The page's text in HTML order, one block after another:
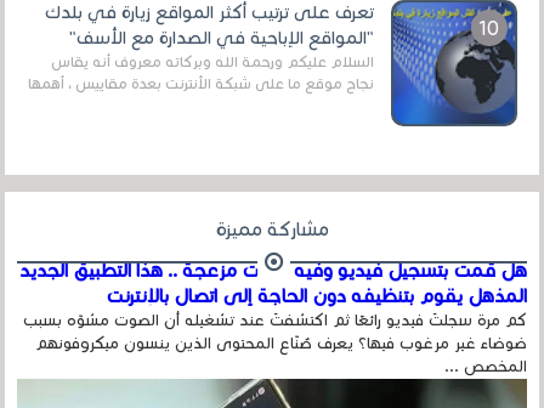
تعرف على ترتيب أكثر المواقع زيارة في بلدك
"المواقع الإباحية في الصدارة مع الأسف"
السلام عليكم ورحمة الله وبركاته معروف أنه يقاس
نجاح موقع ما على شبكة الأنترنت بعدة مقاييس ، أهمها
مشاركة مميزة
هل قمت بتسجيل فيديو وفيه أصوت مزعجة .. هذا التطبيق الجديد
المذهل يقوم بتنظيفه دون الحاجة إلى اتصال بالإنترنت
كم مرة سجلتَ فيديو رائعًا ثم اكتشفتَ عند تشغيله أن الصوت مشوّه بسبب
ضوضاء غير مرغوب فيها؟ يعرف صُنّاع المحتوى الذين ينسون ميكروفونهم
المخصص ...